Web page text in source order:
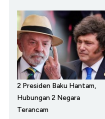
2 Presiden Baku Hantam,
Hubungan 2 Negara
Terancam